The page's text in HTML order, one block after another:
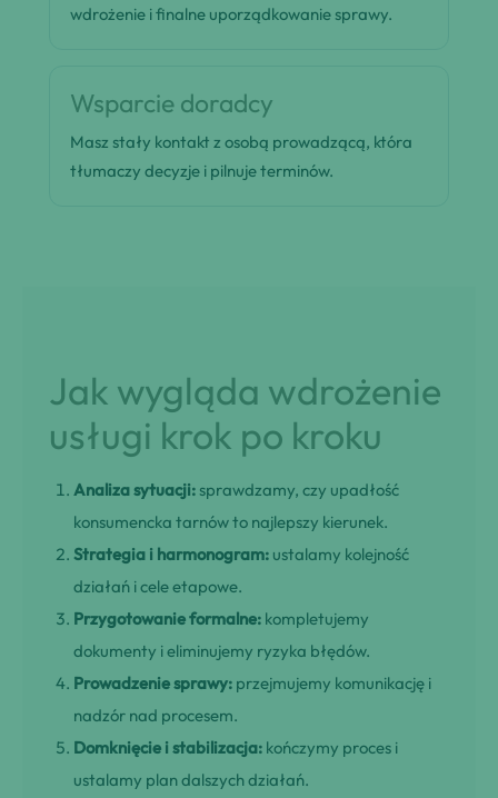
wdrożenie i finalne uporządkowanie sprawy.
Wsparcie doradcy
Masz stały kontakt z osobą prowadzącą, która
tłumaczy decyzje i pilnuje terminów.
Jak wygląda wdrożenie
usługi krok po kroku
Analiza sytuacji: sprawdzamy, czy upadłość
konsumencka tarnów to najlepszy kierunek.
Strategia i harmonogram: ustalamy kolejność
działań i cele etapowe.
Przygotowanie formalne: kompletujemy
dokumenty i eliminujemy ryzyka błędów.
Prowadzenie sprawy: przejmujemy komunikację i
nadzór nad procesem.
Domknięcie i stabilizacja: kończymy proces i
ustalamy plan dalszych działań.